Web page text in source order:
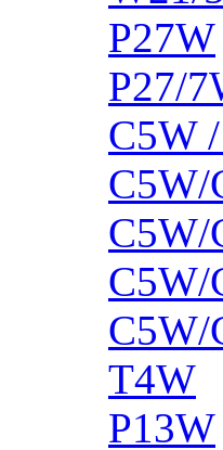
P27W
P27/
C5W
C5W/
C5W/
C5W/
C5W/
T4W
P13W